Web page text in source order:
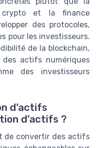
crypto et la finance
des protocoles,
pour les investisseurs.
de la blockchain,
actifs numériques
des investisseurs
d’actifs
d’actifs ?
de convertir des actifs